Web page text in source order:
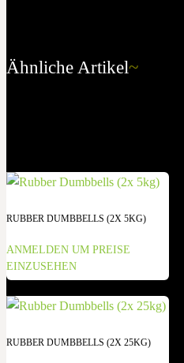
Ähnliche Artikel~
RUBBER DUMBBELLS (2X 5KG)
ANMELDEN UM PREISE
EINZUSEHEN
RUBBER DUMBBELLS (2X 25KG)